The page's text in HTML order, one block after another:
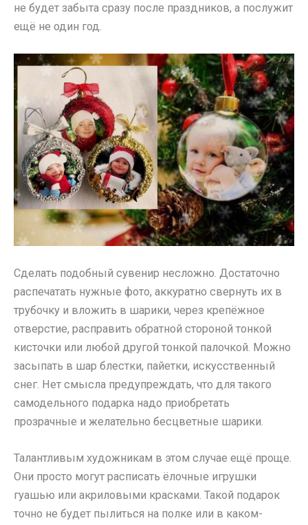
не будет забыта сразу после праздников, а послужит
ещё не один год.
Сделать подобный сувенир несложно. Достаточно
распечатать нужные фото, аккуратно свернуть их в
трубочку и вложить в шарики, через крепёжное
отверстие, расправить обратной стороной тонкой
кисточки или любой другой тонкой палочкой. Можно
засыпать в шар блестки, пайетки, искусственный
снег. Нет смысла предупреждать, что для такого
самодельного подарка надо приобретать
прозрачные и желательно бесцветные шарики.
Талантливым художникам в этом случае ещё проще.
Они просто могут расписать ёлочные игрушки
гуашью или акриловыми красками. Такой подарок
точно не будет пылиться на полке или в каком-